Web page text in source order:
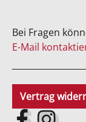
Bei Fragen
E-Mail
Vertrag